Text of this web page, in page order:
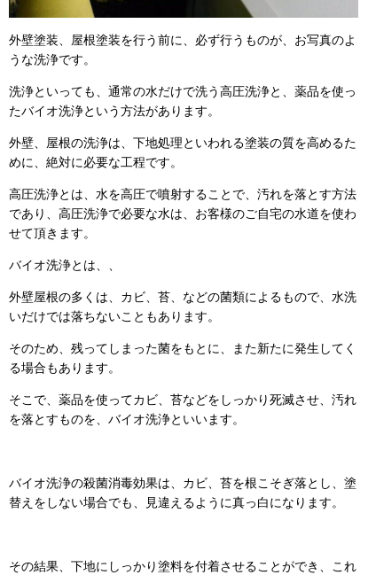
外壁塗装、屋根塗装を行う前に、必ず行うものが、お写真のよ
うな洗浄です。
洗浄といっても、通常の水だけで洗う高圧洗浄と、薬品を使っ
たバイオ洗浄という方法があります。
外壁、屋根の洗浄は、下地処理といわれる塗装の質を高めるた
めに、絶対に必要な工程です。
高圧洗浄とは、水を高圧で噴射することで、汚れを落とす方法
であり、高圧洗浄で必要な水は、お客様のご自宅の水道を使わ
せて頂きます。
バイオ洗浄とは、、
外壁屋根の多くは、カビ、苔、などの菌類によるもので、水洗
いだけでは落ちないこともあります。
そのため、残ってしまった菌をもとに、また新たに発生してく
る場合もあります。
そこで、薬品を使ってカビ、苔などをしっかり死滅させ、汚れ
を落とすものを、バイオ洗浄といいます。
バイオ洗浄の殺菌消毒効果は、カビ、苔を根こそぎ落とし、塗
替えをしない場合でも、見違えるように真っ白になります。
その結果、下地にしっかり塗料を付着させることができ、これ